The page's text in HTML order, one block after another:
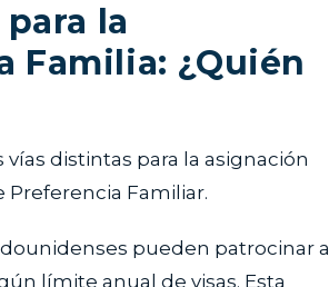
la
Familia: ¿Quién
distintas para la asignación
Preferencia Familiar.
pueden patrocinar a
límite anual de visas. Esta